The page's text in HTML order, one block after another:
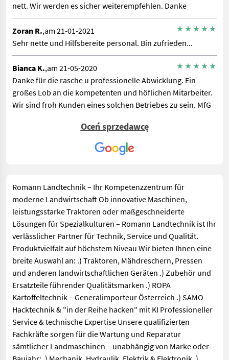
nett. Wir werden es sicher weiterempfehlen. Danke
Zoran R.,am 21-01-2021
Sehr nette und Hilfsbereite personal. Bin zufrieden...
Bianca K.,am 21-05-2020
Danke für die rasche u professionelle Abwicklung. Ein
großes Lob an die kompetenten und höflichen Mitarbeiter.
Wir sind froh Kunden eines solchen Betriebes zu sein. MfG
Oceń sprzedawcę
Romann Landtechnik – Ihr Kompetenzzentrum für
moderne Landwirtschaft Ob innovative Maschinen,
leistungsstarke Traktoren oder maßgeschneiderte
Lösungen für Spezialkulturen – Romann Landtechnik ist Ihr
verlässlicher Partner für Technik, Service und Qualität.
Produktvielfalt auf höchstem Niveau Wir bieten Ihnen eine
breite Auswahl an: .) Traktoren, Mähdreschern, Pressen
und anderen landwirtschaftlichen Geräten .) Zubehör und
Ersatzteile führender Qualitätsmarken .) ROPA
Kartoffeltechnik – Generalimporteur Österreich .) SAMO
Hacktechnik & "in der Reihe hacken" mit KI Professioneller
Service & technische Expertise Unsere qualifizierten
Fachkräfte sorgen für die Wartung und Reparatur
sämtlicher Landmaschinen – unabhängig von Marke oder